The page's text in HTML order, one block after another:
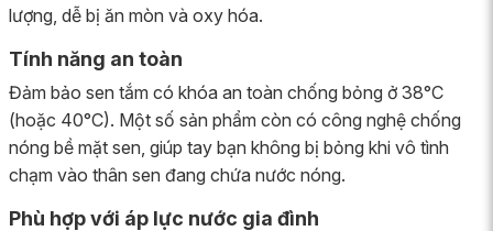
lượng, dễ bị ăn mòn và oxy hóa.
Tính năng an toàn
Đảm bảo sen tắm có khóa an toàn chống bỏng ở 38°C
(hoặc 40°C). Một số sản phẩm còn có công nghệ chống
nóng bề mặt sen, giúp tay bạn không bị bỏng khi vô tình
chạm vào thân sen đang chứa nước nóng.
Phù hợp với áp lực nước gia đình